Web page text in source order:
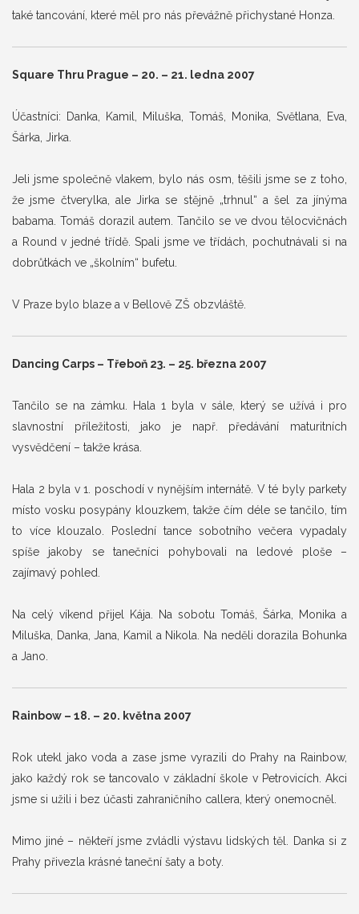
také tancování, které měl pro nás převážně přichystané Honza.
Square Thru Prague – 20. – 21. ledna 2007
Účastníci: Danka, Kamil, Miluška, Tomáš, Monika, Světlana, Eva,
Šárka, Jirka.
Jeli jsme společně vlakem, bylo nás osm, těšili jsme se z toho,
že jsme čtverylka, ale Jirka se stějně „trhnul“ a šel za jínýma
babama. Tomáš dorazil autem. Tančilo se ve dvou tělocvičnách
a Round v jedné třídě. Spali jsme ve třídách, pochutnávali si na
dobrůtkách ve „školním“ bufetu.
V Praze bylo blaze a v Bellově ZŠ obzvláště.
Dancing Carps – Třeboň 23. – 25. března 2007
Tančilo se na zámku. Hala 1 byla v sále, který se užívá i pro
slavnostní příležitosti, jako je např. předávání maturitních
vysvědčení – takže krása.
Hala 2 byla v 1. poschodí v nynějším internátě. V té byly parkety
místo vosku posypány klouzkem, takže čím déle se tančilo, tím
to více klouzalo. Poslední tance sobotního večera vypadaly
spíše jakoby se tanečníci pohybovali na ledové ploše –
zajímavý pohled.
Na celý víkend přijel Kája. Na sobotu Tomáš, Šárka, Monika a
Miluška, Danka, Jana, Kamil a Nikola. Na neděli dorazila Bohunka
a Jano.
Rainbow – 18. – 20. května 2007
Rok utekl jako voda a zase jsme vyrazili do Prahy na Rainbow,
jako každý rok se tancovalo v základní škole v Petrovicích. Akci
jsme si užili i bez účasti zahraničního callera, který onemocněl.
Mimo jiné – někteří jsme zvládli výstavu lidských těl. Danka si z
Prahy přivezla krásné taneční šaty a boty.